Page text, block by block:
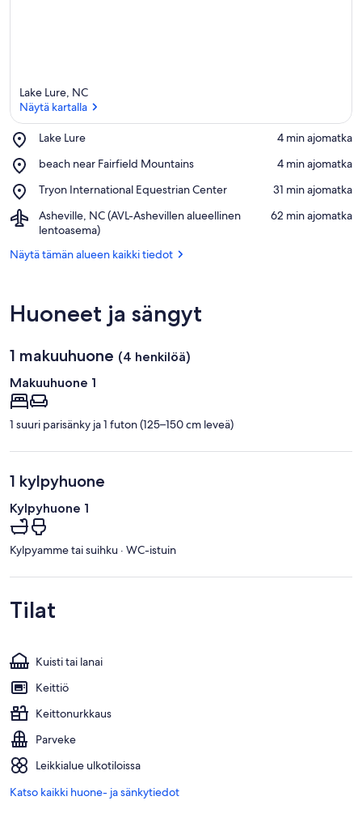
Lake Lure, NC
Näytä kartalla
Lake Lure
Place,
Lure
‪4 min ajomatka‬
beach near Fairfield Mountains
Place,
near
Mountains
‪4 min ajomatka‬
Tryon International Equestrian Center
Place,
International
Equestrian
Center
‪31 min ajomatka‬
Asheville, NC (AVL-Ashevillen alueellinen
lentoasema)
Airport,
Asheville,
(AVL-
‪62 min ajomatka‬
Näytä tämän alueen kaikki tiedot
Huoneet ja sängyt
1 makuuhuone (4 henkilöä)
Makuuhuone 1
1 suuri parisänky ja 1 futon (125–150 cm leveä)
1 kylpyhuone
Kylpyhuone 1
Kylpyamme tai suihku · WC-istuin
Tilat
Kuisti tai lanai
Keittiö
Keittonurkkaus
Parveke
Leikkialue ulkotiloissa
Katso kaikki huone- ja sänkytiedot